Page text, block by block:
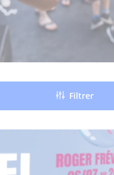
Filtrer